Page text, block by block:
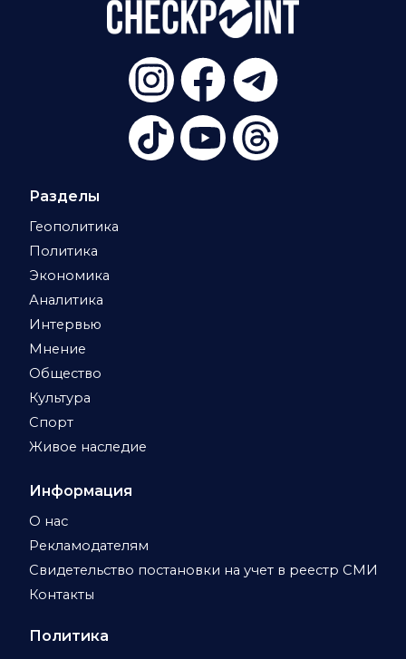
Разделы
Геополитика
Политика
Экономика
Аналитика
Интервью
Мнение
Общество
Культура
Спорт
Живое наследие
Информация
О нас
Рекламодателям
Свидетельство постановки на учет в реестр СМИ
Контакты
Политика